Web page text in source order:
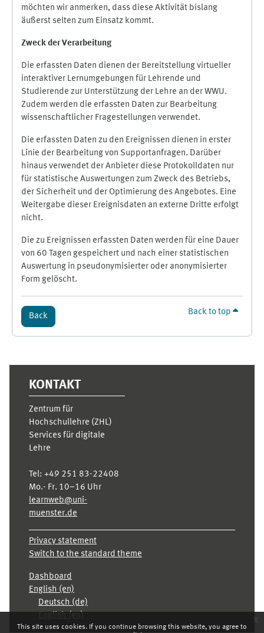
This site uses cookies. If you continue browsing this website, you agree to
x
möchten wir anmerken, dass diese Aktivität bislang
äußerst selten zum Einsatz kommt.
Zweck der Verarbeitung
Die erfassten Daten dienen der Bereitstellung virtueller
interaktiver Lernumgebungen für Lehrende und
Studierende zur Unterstützung der Lehre an der WWU.
Zudem werden die erfassten Daten zur Bearbeitung
wissenschaftlicher Fragestellungen verwendet.
Die erfassten Daten zu den Ereignissen dienen in erster
Linie der Bearbeitung von Supportanfragen. Darüber
hinaus verwendet der Anbieter diese Protokolldaten nur
für statistische Auswertungen zum Zweck des Betriebs,
der Sicherheit und der Optimierung des Angebotes. Eine
Weitergabe dieser Ereignisdaten an externe Dritte erfolgt
nicht.
Die zu Ereignissen erfassten Daten werden für eine Dauer
von 60 Tagen gespeichert und nach einer statistischen
Auswertung in pseudonymisierter oder anonymisierter
Form gelöscht.
Back Back to top
KONTAKT
Zentrum für
Hochschullehre (ZHL)
Services für digitale
Lehre
Tel: +49 251 83-22408
Mo.- Fr. 10–16 Uhr
learnweb@uni-
muenster.de
Privacy statement
Switch to the standard theme
Dashboard
English ‎(en)‎
Deutsch ‎(de)‎